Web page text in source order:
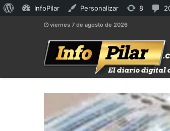
viernes 7 de agosto de 2026
AcercaInfoPilar Personalizar 88